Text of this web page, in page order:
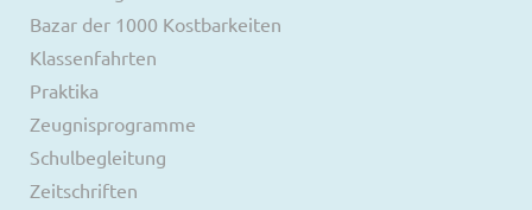
Bazar der 1000 Kostbarkeiten
Klassenfahrten
Praktika
Zeugnisprogramme
Schulbegleitung
Zeitschriften